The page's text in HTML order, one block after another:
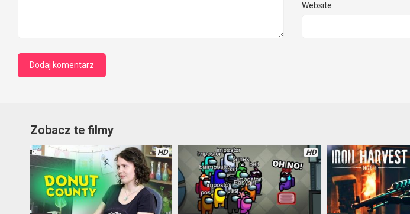
Website
Zobacz te filmy
HD HD